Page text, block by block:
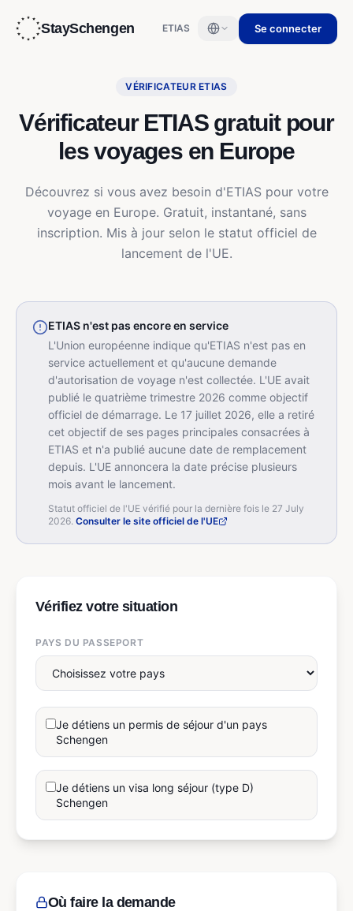
StaySchengen ETIAS Se connecter
VÉRIFICATEUR ETIAS
Vérificateur ETIAS gratuit pour
les voyages en Europe
Découvrez si vous avez besoin d'ETIAS pour votre
voyage en Europe. Gratuit, instantané, sans
inscription. Mis à jour selon le statut officiel de
lancement de l'UE.
ETIAS n'est pas encore en service
L'Union européenne indique qu'ETIAS n'est pas en
service actuellement et qu'aucune demande
d'autorisation de voyage n'est collectée. L'UE avait
publié le quatrième trimestre 2026 comme objectif
officiel de démarrage. Le 17 juillet 2026, elle a retiré
cet objectif de ses pages principales consacrées à
ETIAS et n'a publié aucune date de remplacement
depuis. L'UE annoncera la date précise plusieurs
mois avant le lancement.
Statut officiel de l'UE vérifié pour la dernière fois le 27 July
2026. Consulter le site officiel de l'UE
Vérifiez votre situation
PAYS DU PASSEPORT
Je détiens un permis de séjour d'un pays
Schengen
Je détiens un visa long séjour (type D)
Schengen
Où faire la demande